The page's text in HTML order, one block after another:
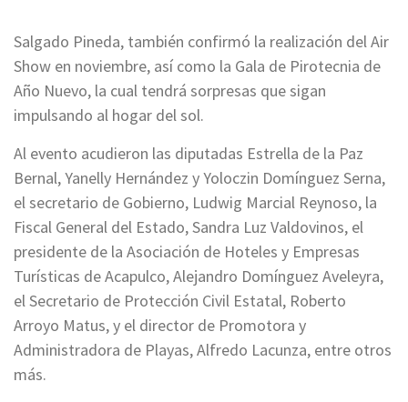
Salgado Pineda, también confirmó la realización del Air
Show en noviembre, así como la Gala de Pirotecnia de
Año Nuevo, la cual tendrá sorpresas que sigan
impulsando al hogar del sol.
Al evento acudieron las diputadas Estrella de la Paz
Bernal, Yanelly Hernández y Yoloczin Domínguez Serna,
el secretario de Gobierno, Ludwig Marcial Reynoso, la
Fiscal General del Estado, Sandra Luz Valdovinos, el
presidente de la Asociación de Hoteles y Empresas
Turísticas de Acapulco, Alejandro Domínguez Aveleyra,
el Secretario de Protección Civil Estatal, Roberto
Arroyo Matus, y el director de Promotora y
Administradora de Playas, Alfredo Lacunza, entre otros
más.